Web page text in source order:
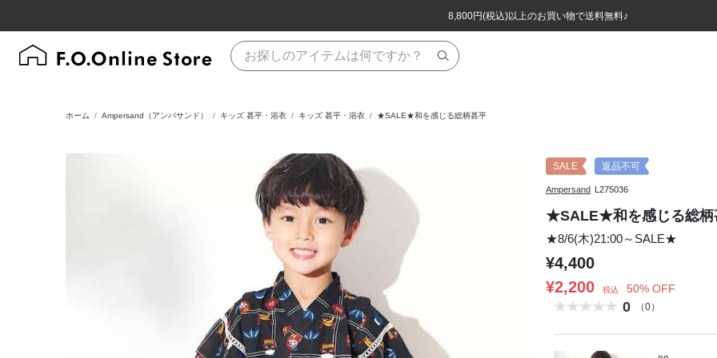
8,800円(税込)以上のお買い物で送料無料♪
ほぼ全品半額！！8/12(水)お昼12:59まで！！
8,800円(税込)以上のお買い物で送料無料♪
ほぼ全品半額！！8/12(水)お昼12:59まで！！
ホーム Ampersand（アンパサンド） キッズ 甚平・浴衣 キッズ 甚平・浴衣 ★SALE★和を感じる総柄甚平
SALE 返品不可
Ampersand L275036
★SALE★和を感じる総柄
★8/6(木)21:00～SALE★
¥4,400
¥2,200
税込 50% OFF
0 （0）